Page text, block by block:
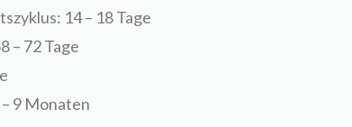
14 – 18 Tage
– 72 Tage
9 Monaten